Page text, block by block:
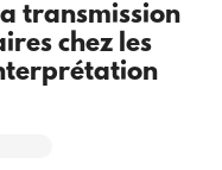
transmission
chez les